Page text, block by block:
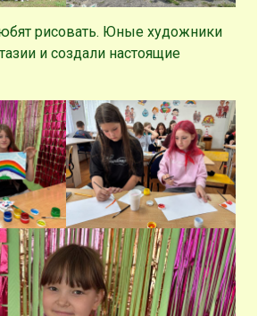
рисовать. Юные художники
и создали настоящие